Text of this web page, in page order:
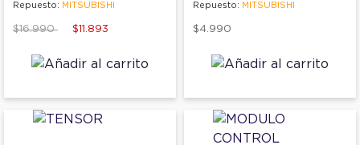
Repuesto: MITSUBISHI
Price reduced from
$16.990to $11.893
Repuesto: MITSUBISHI
$4.990